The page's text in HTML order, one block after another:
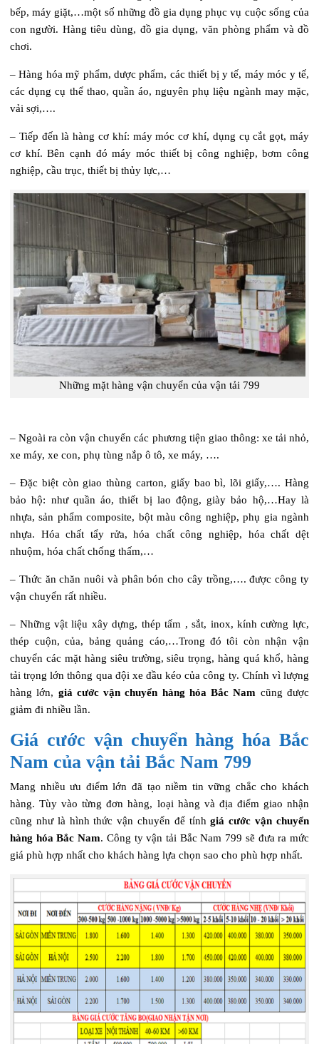
bếp, máy giặt,…một số những đồ gia dụng phục vụ cuộc sống của
con người. Hàng tiêu dùng, đồ gia dụng, văn phòng phẩm và đồ
chơi.
– Hàng hóa mỹ phẩm, dược phẩm, các thiết bị y tế, máy móc y tế,
các dụng cụ thể thao, quần áo, nguyên phụ liệu ngành may mặc,
vải sợi,….
– Tiếp đến là hàng cơ khí: máy móc cơ khí, dụng cụ cắt gọt, máy
cơ khí. Bên cạnh đó máy móc thiết bị công nghiệp, bơm công
nghiệp, cầu trục, thiết bị thủy lực,…
Những mặt hàng vận chuyển của vận tải 799
– Ngoài ra còn vận chuyển các phương tiện giao thông: xe tải nhỏ,
xe máy, xe con, phụ tùng nắp ô tô, xe máy, ….
– Đặc biệt còn giao thùng carton, giấy bao bì, lõi giấy,…. Hàng
bảo hộ: như quần áo, thiết bị lao động, giày bảo hộ,…Hay là
nhựa, sản phẩm composite, bột màu công nghiệp, phụ gia ngành
nhựa. Hóa chất tẩy rửa, hóa chất công nghiệp, hóa chất dệt
nhuộm, hóa chất chống thấm,…
– Thức ăn chăn nuôi và phân bón cho cây trồng,…. được công ty
vận chuyển rất nhiều.
– Những vật liệu xây dựng, thép tấm , sắt, inox, kính cường lực,
thép cuộn, của, bảng quảng cáo,…Trong đó tôi còn nhận vận
chuyển các mặt hàng siêu trường, siêu trọng, hàng quá khổ, hàng
tải trọng lớn thông qua đội xe đầu kéo của công ty. Chính vì lượng
hàng lớn, giá cước vận chuyển hàng hóa Bắc Nam cũng được
giảm đi nhiều lần.
Giá cước vận chuyển hàng hóa Bắc
Nam của vận tải Bắc Nam 799
Mang nhiều ưu điểm lớn đã tạo niềm tin vững chắc cho khách
hàng. Tùy vào từng đơn hàng, loại hàng và địa điểm giao nhận
cũng như là hình thức vận chuyển để tínhgiá cước vận chuyển
hàng hóa Bắc Nam. Công ty vận tải Bắc Nam 799 sẽ đưa ra mức
giá phù hợp nhất cho khách hàng lựa chọn sao cho phù hợp nhất.